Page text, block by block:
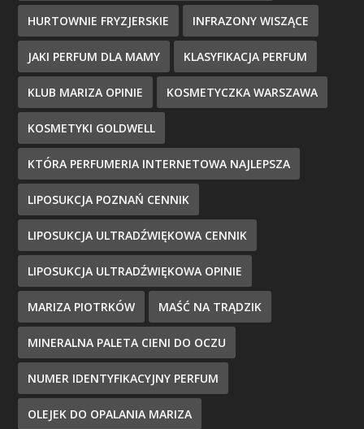
HURTOWNIE FRYZJERSKIE INFRAZONY WISZĄCE
JAKI PERFUM DLA MAMY KLASYFIKACJA PERFUM
KLUB MARIZA OPINIE KOSMETYCZKA WARSZAWA
KOSMETYKI GOLDWELL
KTÓRA PERFUMERIA INTERNETOWA NAJLEPSZA
LIPOSUKCJA POZNAŃ CENNIK
LIPOSUKCJA ULTRADŹWIĘKOWA CENNIK
LIPOSUKCJA ULTRADŹWIĘKOWA OPINIE
MARIZA PIOTRKÓW MAŚĆ NA TRĄDZIK
MINERALNA PALETA CIENI DO OCZU
NUMER IDENTYFIKACYJNY PERFUM
OLEJEK DO OPALANIA MARIZA